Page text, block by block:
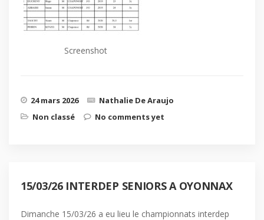
Screenshot
24 mars 2026
Nathalie De Araujo
Non classé
No comments yet
15/03/26 INTERDEP SENIORS A OYONNAX
Dimanche 15/03/26 a eu lieu le championnats interdep